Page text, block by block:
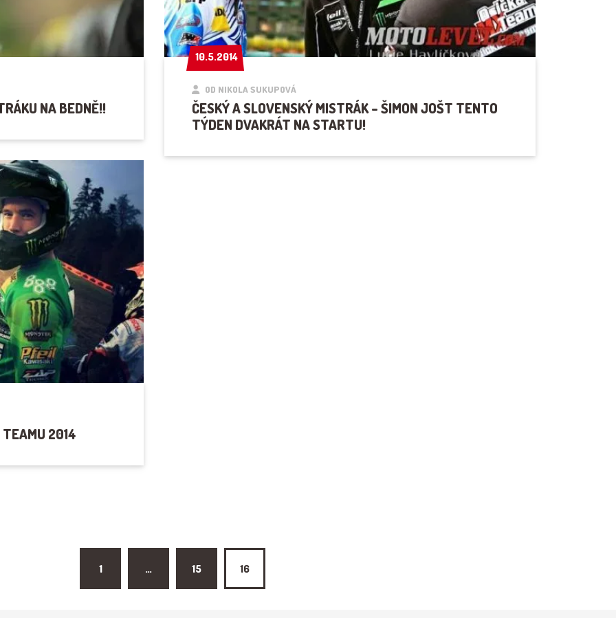
NA BEDNĚ!!
10.5.2014
10.5.2014
OD NIKOLA SUKUPOVÁ
ČESKÝ A SLOVENSKÝ MISTRÁK – ŠIMON JOŠT TENTO
TÝDEN DVAKRÁT NA STARTU!
TEAMU 2014
1 … 15 16